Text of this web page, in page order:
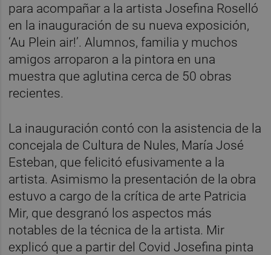
para acompañar a la artista Josefina Roselló
en la inauguración de su nueva exposición,
‘Au Plein air!’. Alumnos, familia y muchos
amigos arroparon a la pintora en una
muestra que aglutina cerca de 50 obras
recientes.
La inauguración contó con la asistencia de la
concejala de Cultura de Nules, María José
Esteban, que felicitó efusivamente a la
artista. Asimismo la presentación de la obra
estuvo a cargo de la crítica de arte Patricia
Mir, que desgranó los aspectos más
notables de la técnica de la artista. Mir
explicó que a partir del Covid Josefina pinta